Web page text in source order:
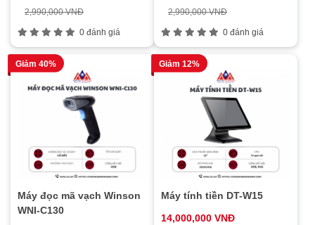
2,990,000 VNĐ
0 đánh giá
2,990,000 VNĐ
0 đánh giá
Giảm 40%
Máy đọc mã vạch Winson
WNI-C130
Giảm 12%
Máy tính tiền DT-W15
14,000,000 VNĐ